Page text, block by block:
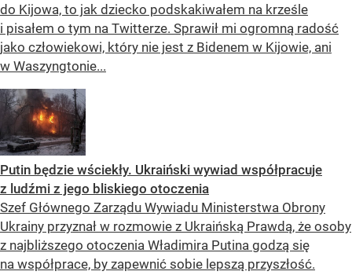
do Kijowa, to jak dziecko podskakiwałem na krześle
i pisałem o tym na Twitterze. Sprawił mi ogromną radość
jako człowiekowi, który nie jest z Bidenem w Kijowie, ani
w Waszyngtonie...
Putin będzie wściekły. Ukraiński wywiad współpracuje
z ludźmi z jego bliskiego otoczenia
Szef Głównego Zarządu Wywiadu Ministerstwa Obrony
Ukrainy przyznał w rozmowie z Ukraińską Prawdą, że osoby
z najbliższego otoczenia Władimira Putina godzą się
na współprace, by zapewnić sobie lepszą przyszłość.